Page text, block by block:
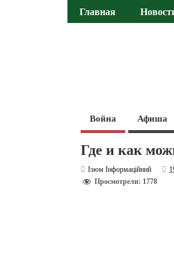
Главная
Война Афиша
Где и как
Ізюм Інформаційний
Просмотрели: 1778